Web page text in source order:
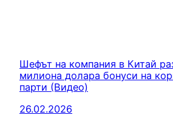
Шефът на компания в Китай
милиона долара бонуси на
парти (Видео)
26.02.2026